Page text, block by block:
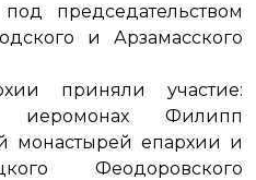
председательством
и Арзамасского
приняли участие:
иеромонах Филипп
монастырей епархии и
Феодоровского